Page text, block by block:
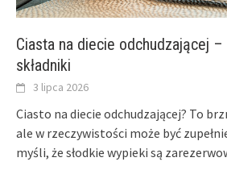
Ciasta na diecie odchudzającej
składniki
3 lipca 2026
Ciasto na diecie odchudzającej? To
ale w rzeczywistości może być
myśli, że słodkie wypieki są